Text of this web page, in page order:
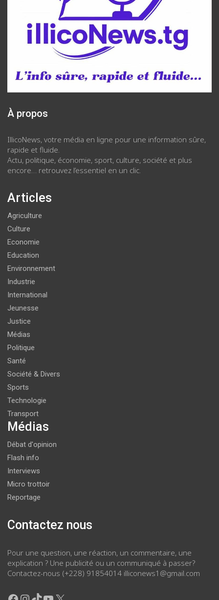
À propos
IllicoNews, votre média en ligne pour une information sûre,
rapide et fluide.
Actu, politique, économie, sport, culture, société et plus
encore… retrouvez l’essentiel en un clic.
Articles
Agriculture
Culture
Economie
Education
Environnement
Industrie
International
Jeunesse
Justice
Médias
Politique
Santé
Société & Divers
Sports
Technologie
Transport
Médias
Débat d'opinion
Flash info
Interviews
Micro trottoir
Reportage
Contactez nous
Pour une question, une réaction, un commentaire, une
explication ? Une publicité ou un communiqué à passer?
Contactez-nous (+228) 91854014 illiconews1@gmail.com